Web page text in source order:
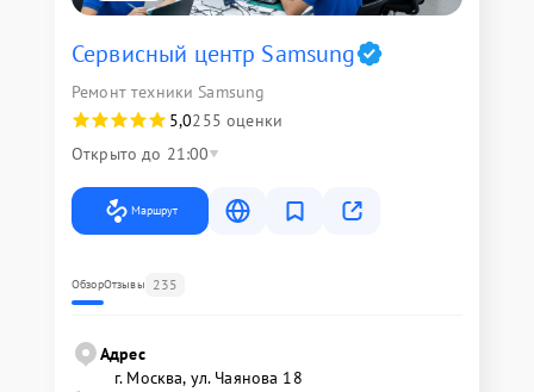
Сервисный центр Samsung
Ремонт техники Samsung
5,0255 оценки
Открыто до 21:00
Маршрут
ОбзорОтзывы 235
Адрес
г. Москва, ул. Чаянова 18